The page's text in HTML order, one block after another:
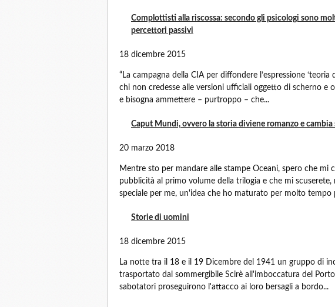
Complottisti alla riscossa: secondo gli psicologi sono
percettori passivi
18 dicembre 2015
“La campagna della CIA per diffondere l’espressione
chi non credesse alle versioni ufficiali oggetto di scherno e
e bisogna ammettere – purtroppo – che...
Caput Mundi, ovvero la storia diviene romanzo e cambia
20 marzo 2018
Mentre sto per mandare alle stampe Oceani, spero che mi
pubblicità al primo volume della trilogia e che mi
speciale per me, un'idea che ho maturato per molto tempo
Storie di uomini
18 dicembre 2015
La notte tra il 18 e il 19 Dicembre del 1941 un gruppo di
trasportato dal sommergibile Scirè all'imboccatura del
sabotatori proseguirono l'attacco ai loro bersagli a bordo...